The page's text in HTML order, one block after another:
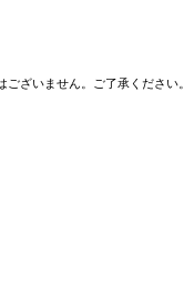
ざいません。ご了承ください。